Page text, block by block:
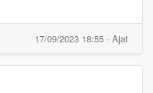
17/09/2023 18:55 - Ajat